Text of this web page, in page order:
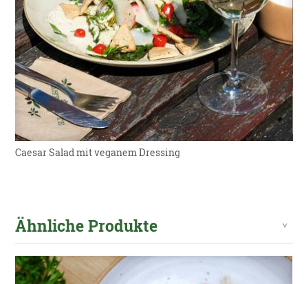
Caesar Salad mit veganem Dressing
Ähnliche Produkte